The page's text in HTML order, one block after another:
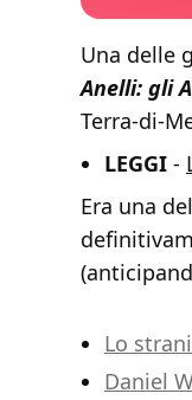
Una delle
Anelli: gli
Terra-di-
LEGGI -
Era una
Lo
Daniel